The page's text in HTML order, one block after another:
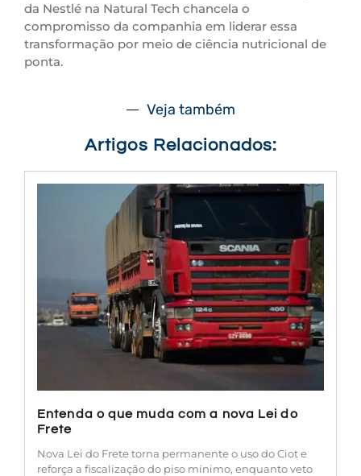
da Nestlé na Natural Tech chancela o
compromisso da companhia em liderar essa
transformação por meio de ciência nutricional de
ponta.
Veja também
Artigos Relacionados:
Entenda o que muda com a nova Lei do
Frete
Nova Lei do Frete torna permanente o uso do Ciot e
reforça a fiscalização do piso mínimo, enquanto veto